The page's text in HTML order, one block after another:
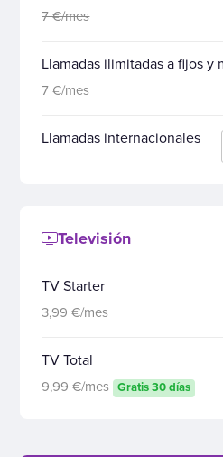
7 €/mes
Llamadas ilimitadas a fijos y
7 €/mes
Llamadas internacionales
Televisión
TV Starter
3,99 €/mes
TV Total
9,99 €/mes Gratis 30 días